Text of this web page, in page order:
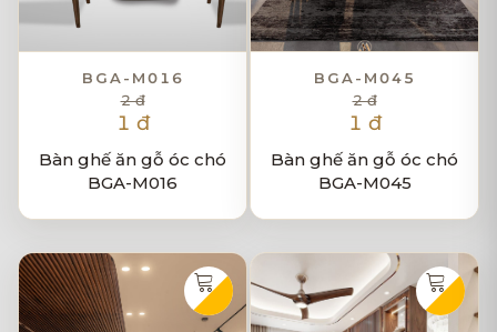
BGA-M016
2 đ
1 đ
Bàn ghế ăn gỗ óc chó
BGA-M016
BGA-M045
2 đ
1 đ
Bàn ghế ăn gỗ óc chó
BGA-M045